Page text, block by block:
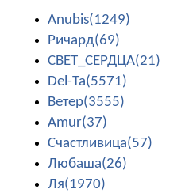
Anubis(1249)
Ричард(69)
СВЕТ_СЕРДЦА(21)
Del-Ta(5571)
Ветер(3555)
Amur(37)
Счастливица(57)
Любаша(26)
Ля(1970)